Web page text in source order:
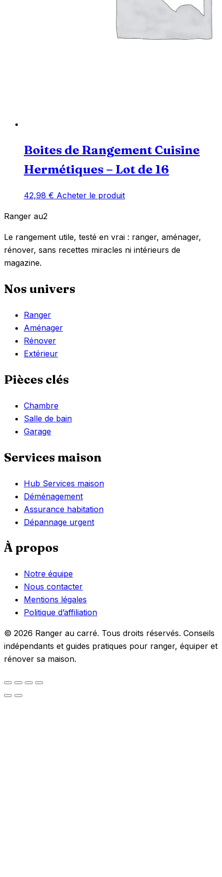
Boites de Rangement Cuisine
Hermétiques – Lot de 16
42,98 € Acheter le produit
Ranger au2
Le rangement utile, testé en vrai : ranger, aménager,
rénover, sans recettes miracles ni intérieurs de
magazine.
Nos univers
Ranger
Aménager
Rénover
Extérieur
Pièces clés
Chambre
Salle de bain
Garage
Services maison
Hub Services maison
Déménagement
Assurance habitation
Dépannage urgent
À propos
Notre équipe
Nous contacter
Mentions légales
Politique d’affiliation
© 2026 Ranger au carré. Tous droits réservés. Conseils
indépendants et guides pratiques pour ranger, équiper et
rénover sa maison.